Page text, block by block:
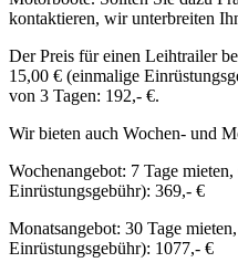
kontaktieren, wir unterbreiten
Der Preis für einen Leihtrailer
15,00 € (einmalige
von 3 Tagen: 192,- €.
Wir bieten auch Wochen- und
Wochenangebot: 7 Tage
Einrüstungsgebühr): 369,- €
Monatsangebot: 30 Tage
Einrüstungsgebühr): 1077,- €